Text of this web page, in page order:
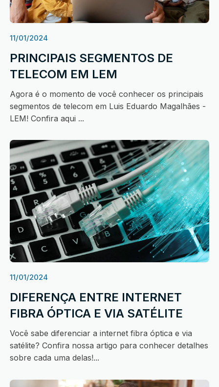
11/01/2024
PRINCIPAIS SEGMENTOS DE
TELECOM EM LEM
Agora é o momento de você conhecer os principais
segmentos de telecom em Luis Eduardo Magalhães -
LEM! Confira aqui ...
11/01/2024
DIFERENÇA ENTRE INTERNET
FIBRA ÓPTICA E VIA SATÉLITE
Você sabe diferenciar a internet fibra óptica e via
satélite? Confira nossa artigo para conhecer detalhes
sobre cada uma delas!...